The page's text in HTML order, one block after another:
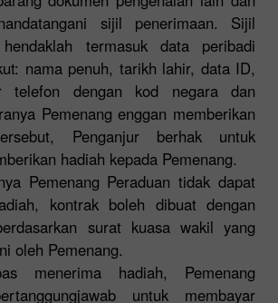
sijil penerimaan. Sijil
hendaklah termasuk data peribadi
nama penuh, tarikh lahir, data ID,
telefon dengan kod negara dan
Pemenang enggan memberikan
Penganjur berhak untuk
hadiah kepada Pemenang.
Pemenang Peraduan tidak dapat
kontrak boleh dibuat dengan
surat kuasa wakil yang
oleh Pemenang.
menerima hadiah, Pemenang
untuk membayar